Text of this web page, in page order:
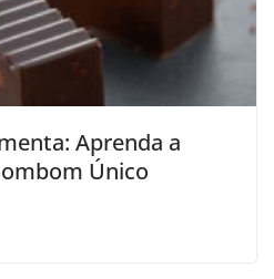
Aprenda a
Único